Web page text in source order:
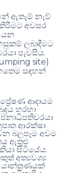
ඇතැම් නැව්
අවසර
යන
ලබාදීමට
පැවසීය.
site)
සඳහන්
ආදායම
හරහා
ආරක්ෂා
බලපෑම අවම
ඇතුළු
සිටියේය.
අත්‍යවශ්‍ය